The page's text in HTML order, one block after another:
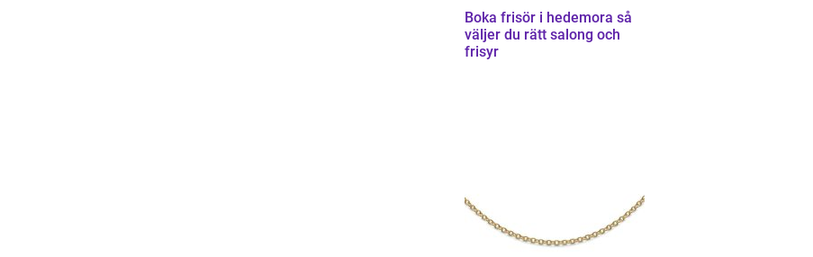
Boka frisör i hedemora så
väljer du rätt salong och
frisyr